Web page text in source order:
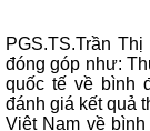
PGS.TS.Trần
đóng góp như:
quốc tế về bình
đánh giá kết quả
Việt Nam về